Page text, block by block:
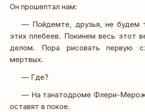
Он прошептал нам:
— Пойдемте, друзья, не будем
этих плебеев. Покинем весь этот
делом. Пора рисовать первую
мертвых.
— Где?
— На танатодроме Флери-
оставят в покое.